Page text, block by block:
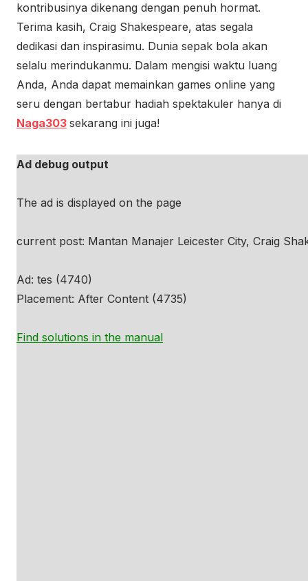
kontribusinya dikenang dengan penuh hormat.
Terima kasih, Craig Shakespeare, atas segala
dedikasi dan inspirasimu. Dunia sepak bola akan
selalu merindukanmu. Dalam mengisi waktu luang
Anda, Anda dapat memainkan games online yang
seru dengan bertabur hadiah spektakuler hanya di
Naga303 sekarang ini juga!
Ad debug output
The ad is displayed on the page
current post: Mantan Manajer Leicester City, Craig
Ad: tes (4740)
Placement: After Content (4735)
Find solutions in the manual